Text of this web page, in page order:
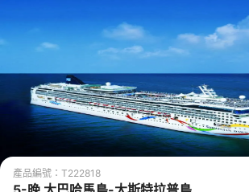
產品編號： T222818